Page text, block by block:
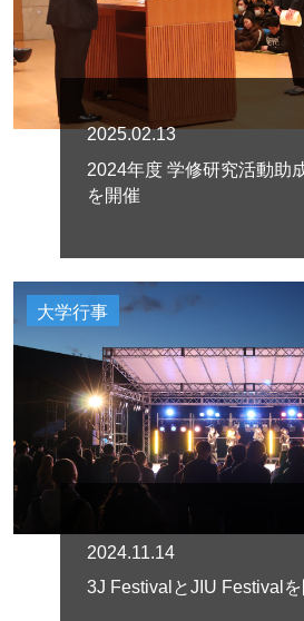
2025.02.13
2024年度 学修研究活動助
を開催
大学行事
2024.11.14
3J FestivalとJIU Festival